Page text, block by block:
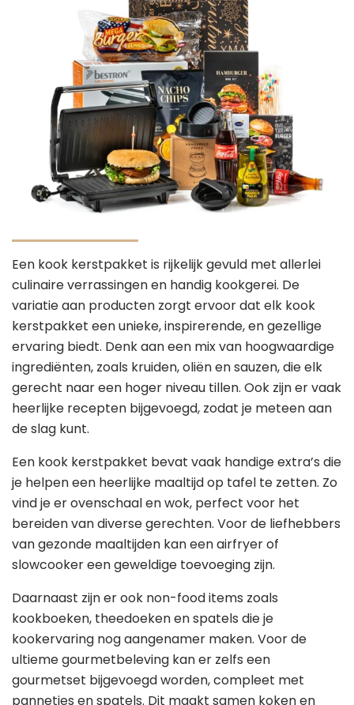
Een kook kerstpakket is rijkelijk gevuld met allerlei
culinaire verrassingen en handig kookgerei. De
variatie aan producten zorgt ervoor dat elk kook
kerstpakket een unieke, inspirerende, en gezellige
ervaring biedt. Denk aan een mix van hoogwaardige
ingrediënten, zoals kruiden, oliën en sauzen, die elk
gerecht naar een hoger niveau tillen. Ook zijn er vaak
heerlijke recepten bijgevoegd, zodat je meteen aan
de slag kunt.
Een kook kerstpakket bevat vaak handige extra’s die
je helpen een heerlijke maaltijd op tafel te zetten. Zo
vind je er ovenschaal en wok, perfect voor het
bereiden van diverse gerechten. Voor de liefhebbers
van gezonde maaltijden kan een airfryer of
slowcooker een geweldige toevoeging zijn.
Daarnaast zijn er ook non-food items zoals
kookboeken, theedoeken en spatels die je
kookervaring nog aangenamer maken. Voor de
ultieme gourmetbeleving kan er zelfs een
gourmetset bijgevoegd worden, compleet met
pannetjes en spatels. Dit maakt samen koken en